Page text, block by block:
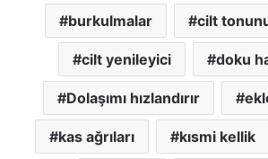
burkulmalar cilt
cilt yenileyici doku
Dolaşımı hızlandırır
kas ağrıları kısmi kellik